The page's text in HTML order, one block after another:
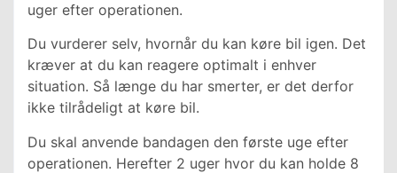
uger efter operationen.
Du vurderer selv, hvornår du kan køre bil igen. Det
kræver at du kan reagere optimalt i enhver
situation. Så længe du har smerter, er det derfor
ikke tilrådeligt at køre bil.
Du skal anvende bandagen den første uge efter
operationen. Herefter 2 uger hvor du kan holde 8